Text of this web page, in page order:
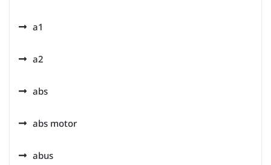
a1
a2
abs
abs motor
abus